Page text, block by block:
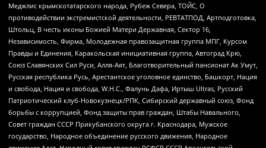
Меджлис крымскотатарского народа, Рубеж Севера, ТОЙС, О
противодействии экстремистской деятельности, РЕВТАТПОД, Артподготовка,
Штольц, В честь иконы Божией Матери Державная, Сектор 16,
Независимость, Фирма, Молодежная правозащитная группа МПГ, Курсом
Правды и Единения, Каракольская инициативная группа, Автоград Крю,
Союз Славянских Сил Руси, Алля-Аят, Благотворительный пансионат Ак Умут,
Русская республика Русь, Арестантское уголовное единство, Башкорт, Нация
и свобода, Нация и свобода, W.H.С., Фалунь Дафа, Иртыш Ultras, Русский
Патриотический клуб-Новокузнецк/РПК, Сибирский державный союз, Фонд
борьбы с коррупцией, Фонд защиты прав граждан, Штабы Навального,
Совет граждан СССР Прикубанского округа г. Краснодара, Мужское
государство, Народное объединение русского движения, Народное